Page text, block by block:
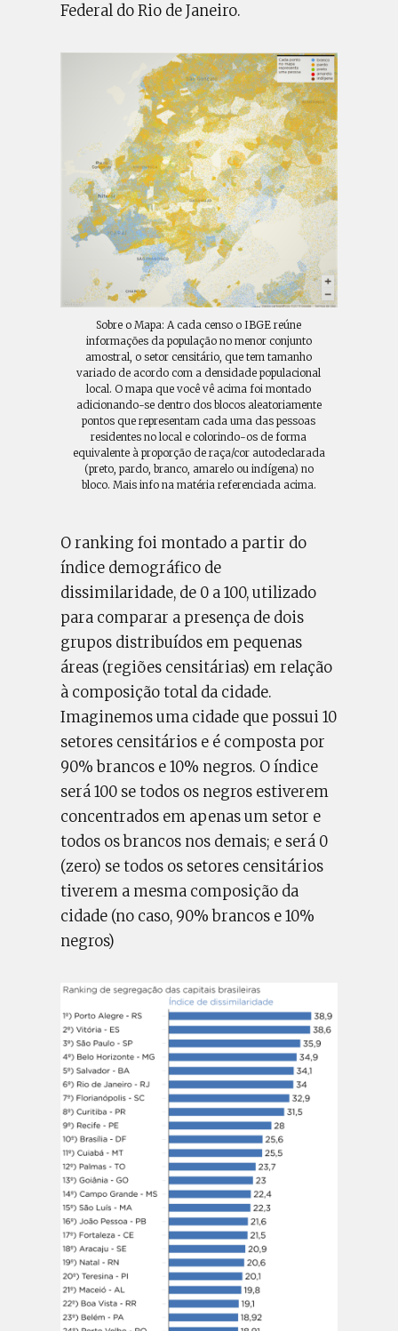
Federal do Rio de Janeiro.
Sobre o Mapa: A cada censo o IBGE reúne
informações da população no menor conjunto
amostral, o setor censitário, que tem tamanho
variado de acordo com a densidade populacional
local. O mapa que você vê acima foi montado
adicionando-se dentro dos blocos aleatoriamente
pontos que representam cada uma das pessoas
residentes no local e colorindo-os de forma
equivalente à proporção de raça/cor autodeclarada
(preto, pardo, branco, amarelo ou indígena) no
bloco. Mais info na matéria referenciada acima.
O ranking foi montado a partir do
índice demográfico de
dissimilaridade, de 0 a 100, utilizado
para comparar a presença de dois
grupos distribuídos em pequenas
áreas (regiões censitárias) em relação
à composição total da cidade.
Imaginemos uma cidade que possui 10
setores censitários e é composta por
90% brancos e 10% negros. O índice
será 100 se todos os negros estiverem
concentrados em apenas um setor e
todos os brancos nos demais; e será 0
(zero) se todos os setores censitários
tiverem a mesma composição da
cidade (no caso, 90% brancos e 10%
negros)